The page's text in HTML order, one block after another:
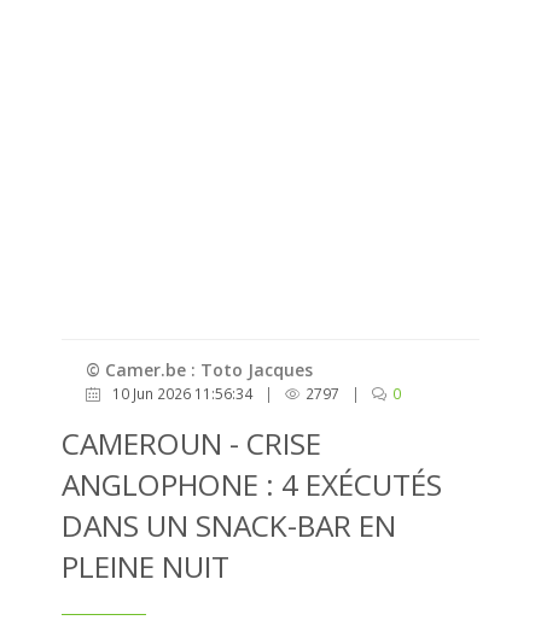
© Camer.be : Toto Jacques
10 Jun 2026 11:56:34 | 2797 | 0
CAMEROUN - CRISE
ANGLOPHONE : 4 EXÉCUTÉS
DANS UN SNACK-BAR EN
PLEINE NUIT